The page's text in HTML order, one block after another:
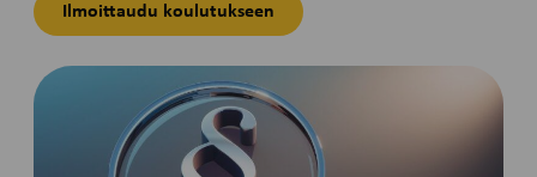
Ilmoittaudu koulutukseen